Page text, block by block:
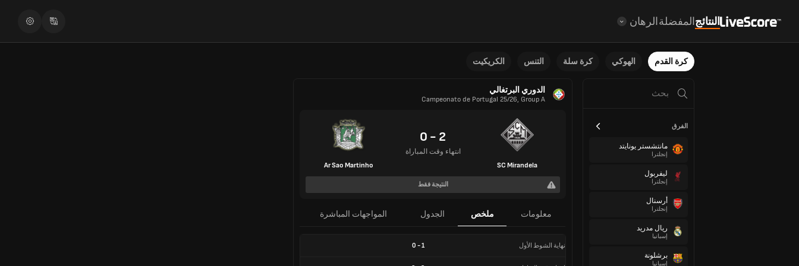
النتائجالمفضلةالرهان
كرة القدم الهوكي كرة سلة التنس الكريكيت
الفرق
مانتشستر يونايتد
إنجلترا
ليفربول
إنجلترا
أرسنال
إنجلترا
ريال مدريد
إسبانيا
برشلونة
إسبانيا
الدوري البرتغالي
Campeonato de Portugal 25/26, Group A
SC Mirandela
2 - 0
انتهاء وقت المباراة
Ar Sao Martinho
النتيجة فقط
معلومات ملخص الجدول المواجهات المباشرة
نهاية الشوط الأول 1
-
0